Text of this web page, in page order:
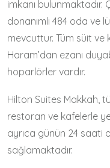
imkanı
donanımlı 484 oda ve
mevcuttur. Tüm süit ve
Haram’dan ezanı
hoparlörler vardır.
Hilton Suites Makkah,
restoran ve kafelerle
ayrıca günün 24 saati
sağlamaktadır.